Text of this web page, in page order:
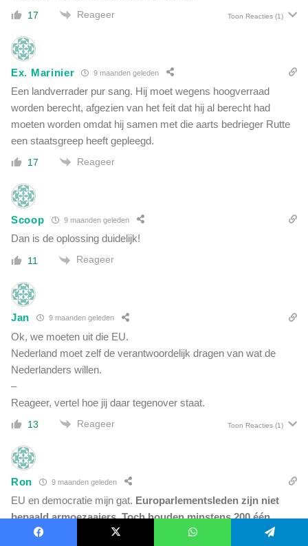
17 Reageer Toon Reacties (1)
Ex. Marinier 9 maanden geleden
Een landverrader pur sang. Hij moet wegens hoogverraad
worden berecht, afgezien van het feit dat hij al berecht had
moeten worden omdat hij samen met die aarts bedrieger Rutte
een staatsgreep heeft gepleegd.
17 Reageer
Scoop 9 maanden geleden
Dan is de oplossing duidelijk!
11 Reageer
Jan 9 maanden geleden
Ok, we moeten uit die EU.
Nederland moet zelf de verantwoordelijk dragen van wat de
Nederlanders willen.
–
Reageer, vertel hoe jij daar tegenover staat.
13 Reageer Toon Reacties (1)
Ron 9 maanden geleden
EU en democratie mijn gat. Europarlementsleden zijn niet
bepaald armoezaaiers. Toch houden minstens 200 één
derde dus van de leden van het Europees Parlement er nog